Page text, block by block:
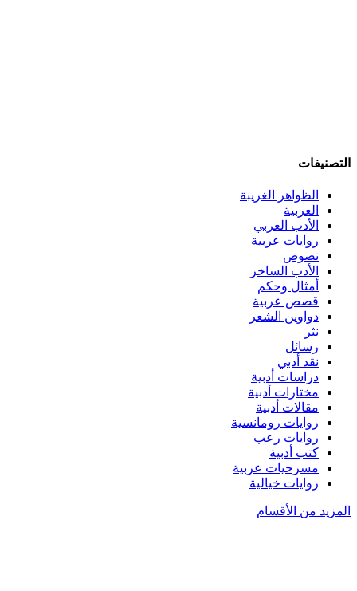
التصنيفات
الظواهر الغريبة‏
العربية
الأدب العربي
روايات عربية
نصوص
الأدب الساخر
أمثال وحكم
قصص عربية
دواوين الشعر
نثر
رسائل
نقد أدبي
دراسات أدبية
مختارات أدبية
مقالات أدبية
روايات رومانسية
روايات رعب
كتب أدبية
مسرحيات عربية
روايات خيالية
المزيد من الأقسام